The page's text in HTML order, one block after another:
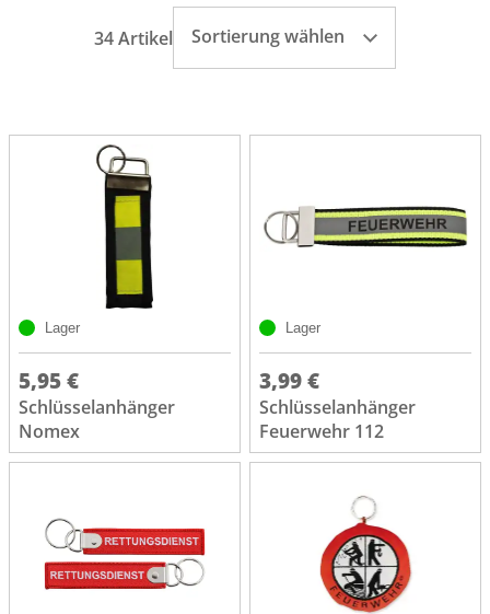
34 Artikel Sortierung wählen
Lager
5,95 €
Schlüsselanhänger
Nomex
Lager
3,99 €
Schlüsselanhänger
Feuerwehr 112